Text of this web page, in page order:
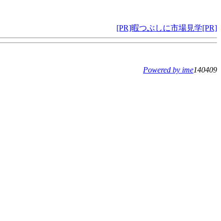
[PR]暇つぶしに市場見学[PR]
Powered by ime140409